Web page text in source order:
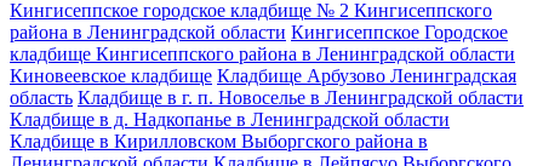
Кингисеппское городское кладбище № 2 Кингисеппского
района в Ленинградской области Кингисеппское Городское
кладбище Кингисеппского района в Ленинградской области
Киновеевское кладбище Кладбище Арбузово Ленинградская
область Кладбище в г. п. Новоселье в Ленинградской области
Кладбище в д. Надкопанье в Ленинградской области
Кладбище в Кирилловском Выборгского района в